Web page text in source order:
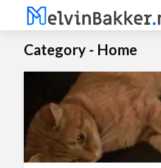
Category - Home